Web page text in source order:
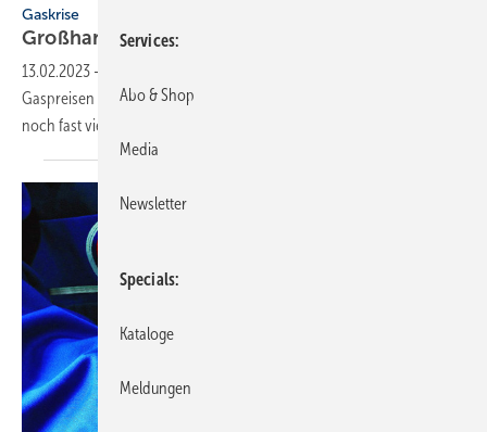
Gaskrise
Großhandelspreise für Gas immer noch
13.02.2023 -
Gaspreisen sind die Preise zuletzt gefallen. Sie sind damit aber immer
noch fast viermal so hoch wie vor den
Services
Abo & Shop
Media
Newsletter
Specials
Kataloge
Meldungen